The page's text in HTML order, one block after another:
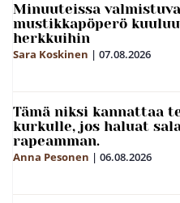
Minuuteissa valmistuva
mustikkapöperö
herkkuihin
Sara Koskinen | 07.08.2026
Tämä niksi kannattaa
kurkulle, jos haluat
rapeamman.
Anna Pesonen | 06.08.2026